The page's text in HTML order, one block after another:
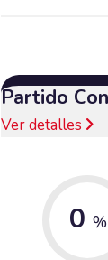
Partido
Ver detalles
0 %